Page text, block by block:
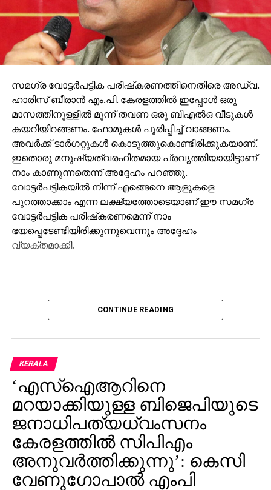
സമഗ്ര വോട്ടര്‍പട്ടിക പരിഷ്‌കരണത്തിനെതിരെ അഡ്വ.
ഹാരിസ് ബീരാന്‍ എം.പി. കേരളത്തില്‍ ഇപ്പോള്‍ ഒരു
മാസത്തിനുള്ളില്‍ മൂന്ന് തവണ ഒരു ബിഎല്‍ഒ വീടുകള്‍
കയറിയിറങ്ങണം. ഫോമുകള്‍ പൂരിപ്പിച്ച് വാങ്ങണം.
അവര്‍ക്ക് ടാര്‍ഗറ്റുകള്‍ കൊടുത്തുകൊണ്ടിരിക്കുകയാണ്.
ഇതൊരു മനുഷ്യത്വരഹിതമായ പ്രവൃത്തിയായിട്ടാണ്
നാം കാണുന്നതെന്ന് അദ്ദേഹം പറഞ്ഞു.
വോട്ടര്‍പട്ടികയില്‍ നിന്ന് എങ്ങെനെ ആളുകളെ
പുറത്താക്കാം എന്ന ലക്ഷ്യത്തോടെയാണ് ഈ സമഗ്ര
വോട്ടര്‍പട്ടിക പരിഷ്‌കരണമെന്ന് നാം
ഭയപ്പെടേണ്ടിയിരിക്കുന്നുവെന്നും അദ്ദേഹം
വ്യക്തമാക്കി.
CONTINUE READING
KERALA
‘എസ്‌ഐആറിനെ
മറയാക്കിയുള്ള ബിജെപിയുടെ
ജനാധിപത്യധ്വംസനം
കേരളത്തില്‍ സിപിഎം
അനുവര്‍ത്തിക്കുന്നു’: കെസി
വേണുഗോപാല്‍ എംപി